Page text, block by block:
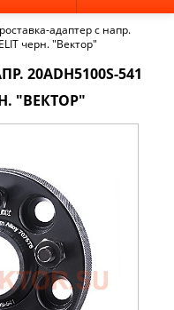
адаптер с напр.
черн. "Вектор"
20ADH5100S-541
"ВЕКТОР"